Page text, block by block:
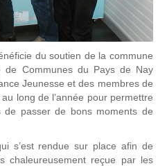
du soutien de la commune
de Communes du Pays de Nay
Jeunesse et des membres de
long de l’année pour permettre
passer de bons moments de
s’est rendue sur place afin de
chaleureusement reçue par les